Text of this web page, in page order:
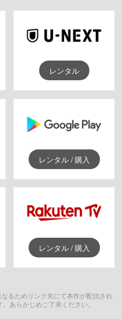
レンタル
レンタル / 購入
レンタル / 購入
るためリンク先にて本作が配信され
あらかじめご了承ください。